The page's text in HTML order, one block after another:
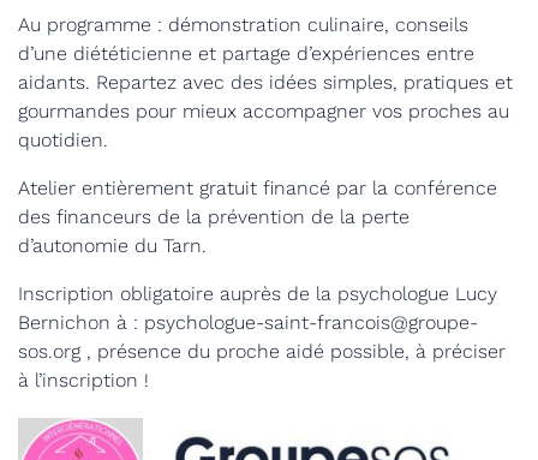
Au programme : démonstration culinaire, conseils
d’une diététicienne et partage d’expériences entre
aidants. Repartez avec des idées simples, pratiques et
gourmandes pour mieux accompagner vos proches au
quotidien.
Atelier entièrement gratuit financé par la conférence
des financeurs de la prévention de la perte
d’autonomie du Tarn.
Inscription obligatoire auprès de la psychologue Lucy
Bernichon à : psychologue-saint-francois@groupe-
sos.org , présence du proche aidé possible, à préciser
à l’inscription !